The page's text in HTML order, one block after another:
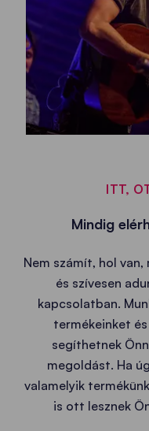
ITT,
Mindig
Nem számít, hol
és szívesen
kapcsolatban.
termékeinket
segíthetnek
megoldást. Ha
valamelyik
is ott lesznek